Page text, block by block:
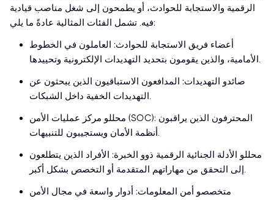
الرقمية والاستجابة للحوادث، أو يطمحون إلى شغل مناصب قيادية
فيه. تشمل الفئات المثالية عادةً ما يلي:
أعضاء فريق الاستجابة للحوادث: العاملون في الخطوط
الأمامية، والذين يقومون بتحديد التهديدات الإلكترونية وتحييدها.
صائدو التهديدات: المدافعون الاستباقيون الذين يبحثون عن
التهديدات الخفية داخل الشبكات.
محللو مركز عمليات الأمن (SOC): المحترفون الذين يراقبون
أنظمة الأمان ويستجيبون للتنبيهات.
محللو الأدلة الجنائية الرقمية ذوو الخبرة: الأفراد الذين يتطلعون
إلى التحقق من مهاراتهم المتقدمة أو التخصص بشكل أكبر.
متخصصو أمن المعلومات: أدوار واسعة في مجال الأمن